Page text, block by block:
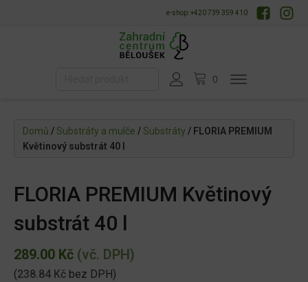
e-shop: +420 739 359 410
Domů /Substráty a mulče /Substráty / FLORIA PREMIUM
Květinový substrát 40 l
FLORIA PREMIUM Květinový
substrát 40 l
289.00 Kč (vč. DPH)
(238.84 Kč bez DPH)